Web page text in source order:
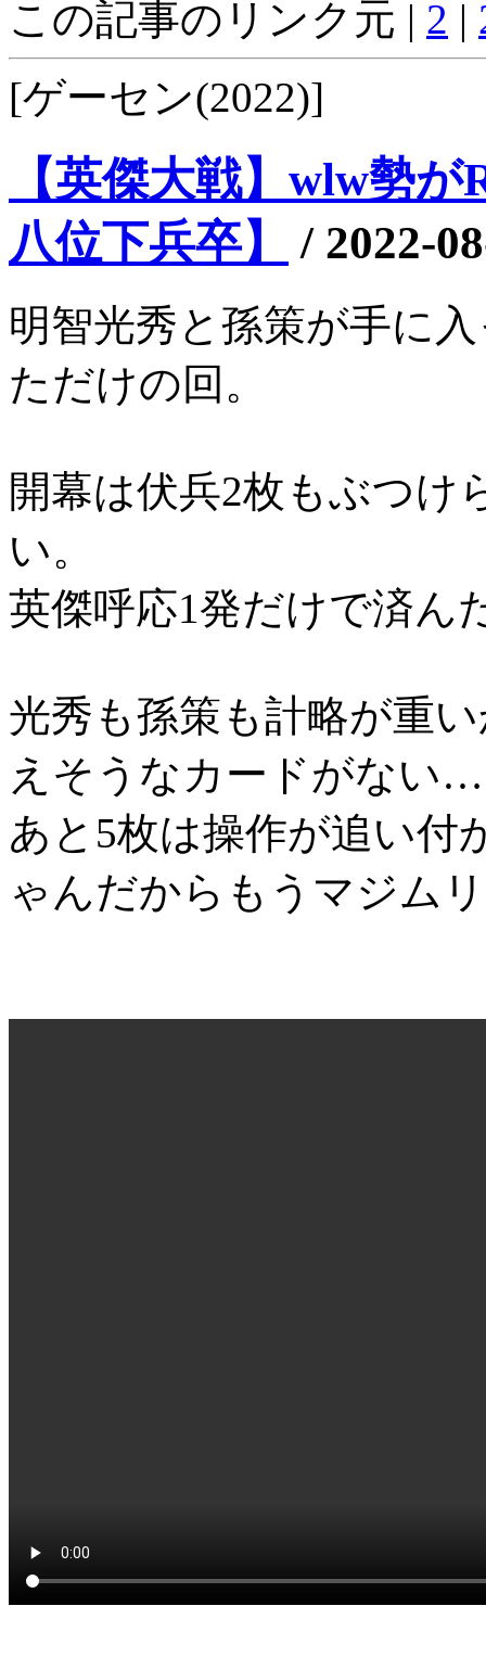
この記事のリンク元 | 2 |
[ゲーセン(2022)]
【英傑大戦】wlw勢
八位下兵卒】
/ 2022-
明智光秀と孫策が手に
ただけの回。
開幕は伏兵2枚もぶつけ
い。
英傑呼応1発だけで済ん
光秀も孫策も計略が重
えそうなカードがない
あと5枚は操作が追い付
ゃんだからもうマジム